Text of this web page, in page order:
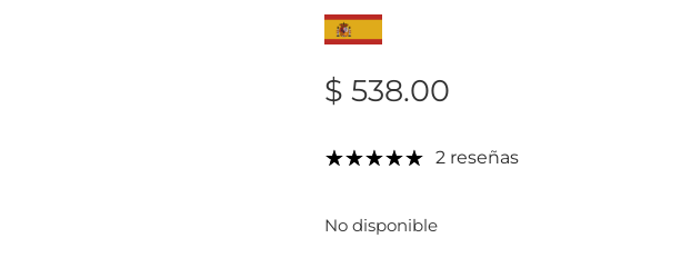
$ 538.00
2 reseñas
No disponible